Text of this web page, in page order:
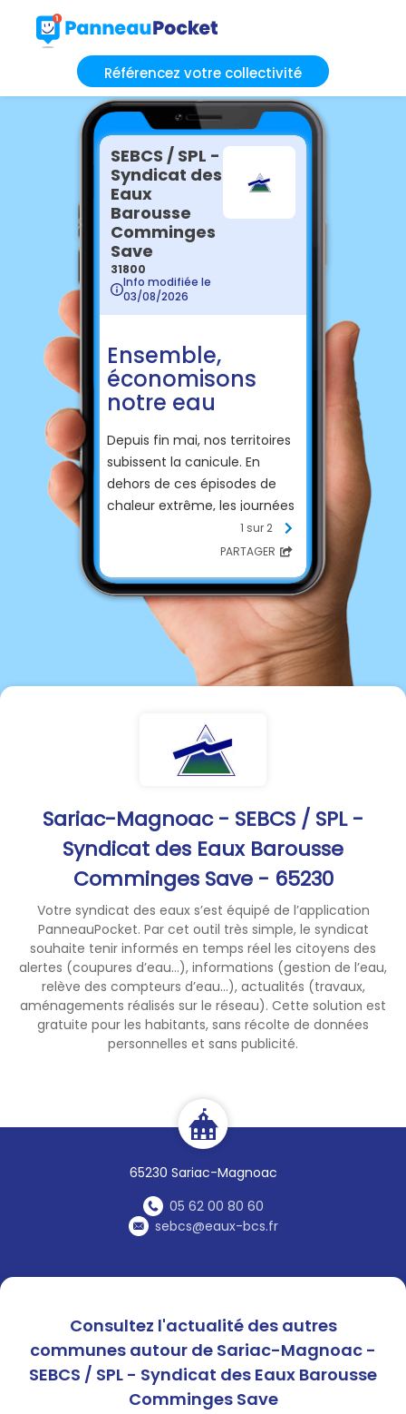
Référencez votre collectivité
Sariac-Magnoac - SEBCS / SPL -
Syndicat des Eaux Barousse
Comminges Save - 65230
Votre syndicat des eaux s’est équipé de l’application
PanneauPocket. Par cet outil très simple, le syndicat
souhaite tenir informés en temps réel les citoyens des
alertes (coupures d’eau...), informations (gestion de l’eau,
relève des compteurs d’eau...), actualités (travaux,
aménagements réalisés sur le réseau). Cette solution est
gratuite pour les habitants, sans récolte de données
personnelles et sans publicité.
65230 Sariac-Magnoac
05 62 00 80 60
sebcs@eaux-bcs.fr
SEBCS / SPL -
Syndicat des
Eaux
Barousse
Comminges
Save
31800
Info modifiée le
03/08/2026
Ensemble,
économisons
notre eau
Depuis fin mai, nos territoires
subissent la canicule. En
dehors de ces épisodes de
chaleur extrême, les journées
restent très chaudes et la
pluie rare. Dans ce contexte, il
collective d’agir pour
économiser et préserver l’eau
que nous utilisons.
En complément des
restrictions d’usage de l’eau
préfectoral, nous vous
rappelons quelques règles de
bon sens pour que chaque
économies d’eau nous
permette, ensemble, de
préserver notre ressource en
quantité et en qualité.
Dans votre vie quotidienne :
Faites la chasse aux fuites
(contrôlez régulièrement la
consommation d’eau à votre
compteur individuel)
Ne laissez pas l’eau couler en
continu
Préférez les douches rapides
matin tôt ou le soir après 20
espaces verts
Lavez votre véhicule dans une
station de lavage
préfectoraux.
Retrouvez les arrêtés
préfectoraux et des conseils
d’économie d’eau sur :
1 sur 2
PARTAGER
Consultez l'actualité des autres
communes autour de Sariac-Magnoac -
SEBCS / SPL - Syndicat des Eaux Barousse
Comminges Save